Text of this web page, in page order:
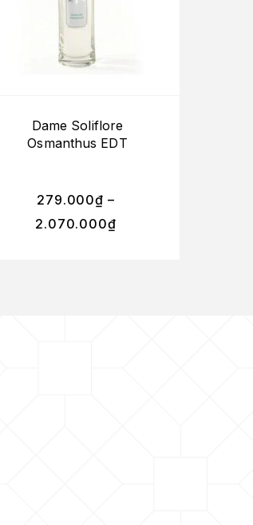
Dame Soliflore
Osmanthus EDT
279.000₫ –
2.070.000₫